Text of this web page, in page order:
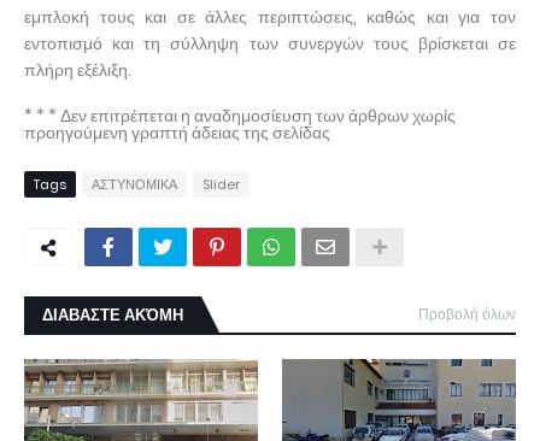
εμπλοκή τους και σε άλλες περιπτώσεις, καθώς και για τον
εντοπισμό και τη σύλληψη των συνεργών τους βρίσκεται σε
πλήρη εξέλιξη.
* * * Δεν επιτρέπεται η αναδημοσίευση των άρθρων χωρίς
προηγούμενη γραπτή άδειας της σελίδας
Tags ΑΣΤΥΝΟΜΙΚΑ Slider
ΔΙΑΒΑΣΤΕ ΑΚΌΜΗ Προβολή όλων